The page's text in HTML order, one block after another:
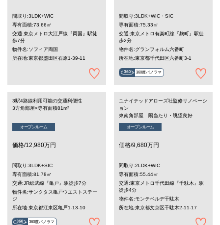
間取り:3LDK+WIC
専有面積:73.66㎡
交通:東京メトロ大江戸線『両国』駅徒
歩7分
物件名:ソフィア両国
所在地:東京都墨田区石原1-39-11
間取り:3LDK+WIC・SIC
専有面積:75.33㎡
交通:東京メトロ有楽町線『麹町』駅徒
歩2分
物件名:グランフォルム六番町
所在地:東京都千代田区六番町3-1
360度パノラマ
3駅4路線利用可能の交通利便性
3方角部屋×専有面積81m²
オープンルーム
価格/12,980万円
間取り:3LDK+SIC
専有面積:81.78㎡
交通:JR総武線『亀戸』駅徒歩7分
物件名:サンクタス亀戸ウエストステー
ジ
所在地:東京都江東区亀戸1-13-10
360度パノラマ
ユナイテッドアローズ社監修リノベーシ
ョン
東南角部屋 陽当たり・眺望良好
オープンルーム
価格/9,680万円
間取り:2LDK+WIC
専有面積:55.44㎡
交通:東京メトロ千代田線『千駄木』駅
徒歩4分
物件名:モンテベルデ千駄木
所在地:東京都文京区千駄木2-11-17